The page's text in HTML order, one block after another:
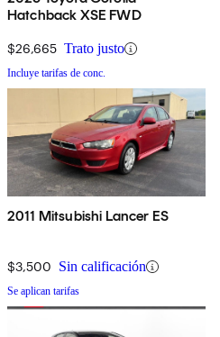
Hatchback XSE FWD
$26,665 Trato justo
Incluye tarifas de conc.
2011 Mitsubishi Lancer ES
$3,500 Sin calificación
Se aplican tarifas